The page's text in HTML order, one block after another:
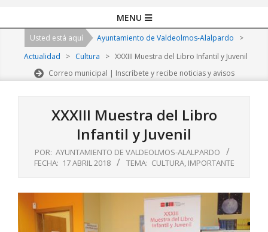
Navigation
MENU
Usted está aquí Ayuntamiento de Valdeolmos-Alalpardo
>
Actualidad
> Cultura > XXXIII Muestra del Libro Infantil y Juvenil
Correo municipal | Inscríbete y recibe noticias y avisos
XXXIII Muestra del Libro
Infantil y Juvenil
POR: AYUNTAMIENTO DE VALDEOLMOS-ALALPARDO
FECHA: 17 ABRIL 2018 TEMA: CULTURA, IMPORTANTE